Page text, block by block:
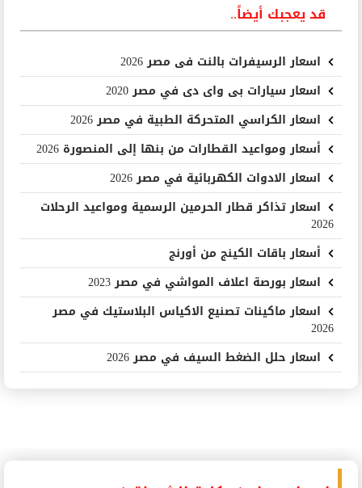
قد يعجبك أيضاً..
اسعار الرسيفرات بالنت فى مصر 2026
اسعار سيارات بى واى دى في مصر 2020
اسعار الكراسي المتحركة الطبية في مصر 2026
أسعار ومواعيد القطارات من بنها إلى المنصورة 2026
اسعار الادوات الكهربائية في مصر 2026
اسعار تذاكر قطار الحرمين الرسمية ومواعيد الرحلات
2026
أسعار باقات الكينج من أورنج
اسعار بورصة اعلاف المواشي في مصر 2023
اسعار ماكينات تصنيع الاكياس البلاستيك في مصر
2026
اسعار حلل الضغط السيف في مصر 2026